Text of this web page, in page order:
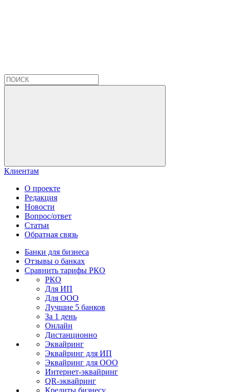
Клиентам
О проекте
Редакция
Новости
Вопрос/ответ
Статьи
Обратная связь
Банки для бизнеса
Отзывы о банках
Сравнить тарифы РКО
РКО
Для ИП
Для ООО
Лучшие 5 банков
За 1 день
Онлайн
Дистанционно
Эквайринг
Эквайринг для ИП
Эквайринг для ООО
Интернет-эквайринг
QR-эквайринг
Кредиты бизнесу